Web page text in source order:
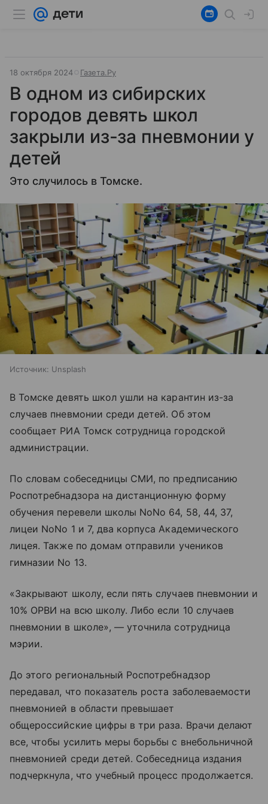
18 октября 2024 Газета.Ру
В одном из сибирских
городов девять школ
закрыли из-за пневмонии у
детей
Это случилось в Томске.
Источник: Unsplash
В Томске девять школ ушли на карантин из-за
случаев пневмонии среди детей. Об этом
сообщает РИА Томск сотрудница городской
администрации.
По словам собеседницы СМИ, по предписанию
Роспотребнадзора на дистанционную форму
обучения перевели школы NoNo 64, 58, 44, 37,
лицеи NoNo 1 и 7, два корпуса Академического
лицея. Также по домам отправили учеников
гимназии No 13.
«Закрывают школу, если пять случаев пневмонии и
10% ОРВИ на всю школу. Либо если 10 случаев
пневмонии в школе», — уточнила сотрудница
мэрии.
До этого региональный Роспотребнадзор
передавал, что показатель роста заболеваемости
пневмонией в области превышает
общероссийские цифры в три раза. Врачи делают
все, чтобы усилить меры борьбы с внебольничной
пневмонией среди детей. Собеседница издания
подчеркнула, что учебный процесс продолжается.